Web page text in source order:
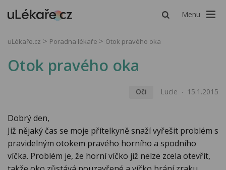
Menu
uLékaře.cz Poradna lékaře Otok pravého oka
Otok pravého oka
Oči Lucie 15.1.2015
Dobrý den,
Již nějaký čas se moje přítelkyně snaží vyřešit problém s
pravidelným otokem pravého horního a spodního
víčka. Problém je, že horní víčko již nelze zcela otevřít,